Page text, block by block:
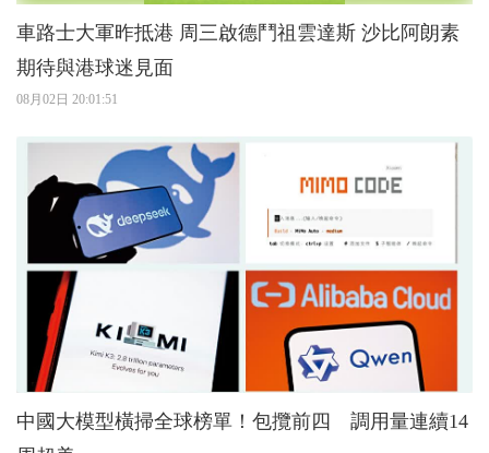
車路士大軍昨抵港 周三啟德鬥祖雲達斯 沙比阿朗素
期待與港球迷見面
08月02日 20:01:51
中國大模型橫掃全球榜單！包攬前四 調用量連續14